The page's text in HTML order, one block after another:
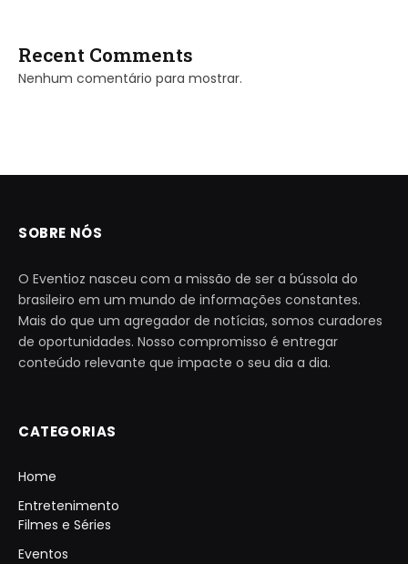
Recent Comments
Nenhum comentário para mostrar.
SOBRE NÓS
O Eventioz nasceu com a missão de ser a bússola do
brasileiro em um mundo de informações constantes.
Mais do que um agregador de notícias, somos curadores
de oportunidades. Nosso compromisso é entregar
conteúdo relevante que impacte o seu dia a dia.
CATEGORIAS
Home
Entretenimento
Filmes e Séries
Eventos